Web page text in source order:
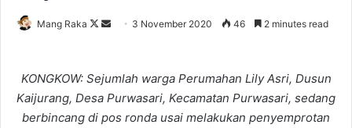
Mang Raka
Follow
Send 3 November 2020 46 2 minutes read
KONGKOW: Sejumlah warga Perumahan Lily Asri, Dusun
Kaijurang, Desa Purwasari, Kecamatan Purwasari, sedang
berbincang di pos ronda usai melakukan penyemprotan